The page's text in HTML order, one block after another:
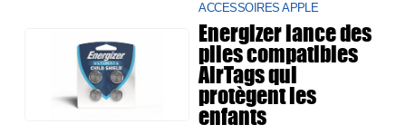
ACCESSOIRES APPLE
Energizer lance des
piles compatibles
AirTags qui
protègent les
enfants